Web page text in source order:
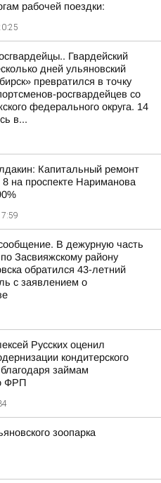
рабочей поездки:
Гвардейский
дней ульяновский
превратился в точку
росгвардейцев со
федерального округа. 14
в...
Капитальный ремонт
на проспекте Нариманова
В дежурную часть
Засвияжскому району
обратился 43-летний
с заявлением о
Русских оценил
кондитерского
займам
ФРП
зоопарка